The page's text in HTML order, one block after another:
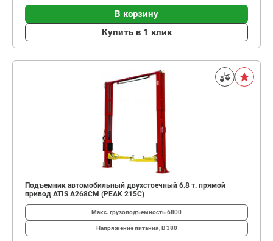
В корзину
Купить в 1 клик
Подъемник автомобильный двухстоечный 6.8 т. прямой
привод ATIS A268CM (PEAK 215C)
Макс. грузоподъемность6800
Напряжение питания, В380